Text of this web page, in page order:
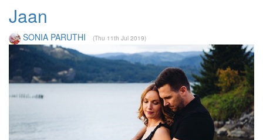
Jaan
SONIA PARUTHI (Thu 11th Jul 2019)